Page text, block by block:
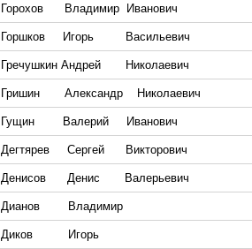
Горохов Владимир Иванович
Горшков Игорь Васильевич
Гречушкин Андрей Николаевич
Гришин Александр Николаевич
Гущин Валерий Иванович
Дегтярев Сергей Викторович
Денисов Денис Валерьевич
Дианов Владимир
Диков Игорь